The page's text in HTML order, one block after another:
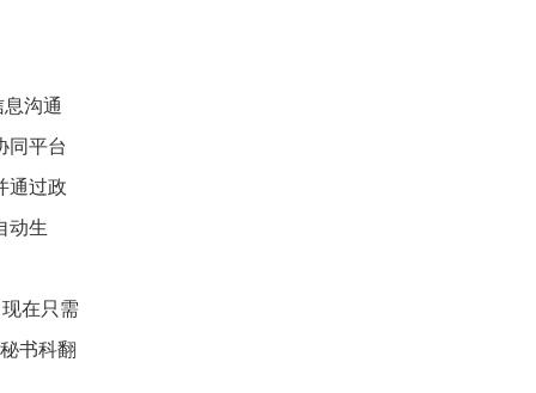
沟通
同平台
通过政
动生
在只需
书科翻